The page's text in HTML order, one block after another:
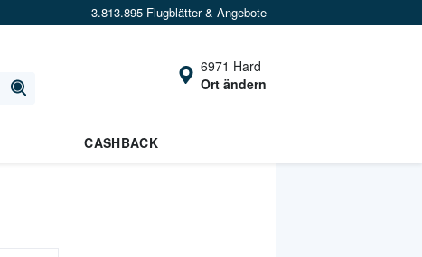
3.813.895 Flugblätter & Angebote
6971 Hard
Ort ändern
CASHBACK